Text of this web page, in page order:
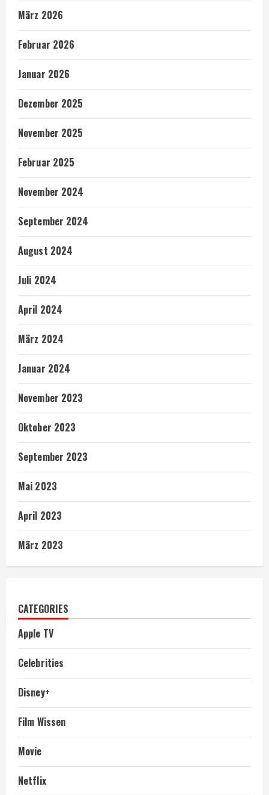
März 2026
Februar 2026
Januar 2026
Dezember 2025
November 2025
Februar 2025
November 2024
September 2024
August 2024
Juli 2024
April 2024
März 2024
Januar 2024
November 2023
Oktober 2023
September 2023
Mai 2023
April 2023
März 2023
CATEGORIES
Apple TV
Celebrities
Disney+
Film Wissen
Movie
Netflix